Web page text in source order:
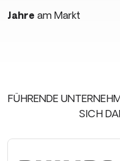
Jahre am Markt
FÜHRENDE
SICH